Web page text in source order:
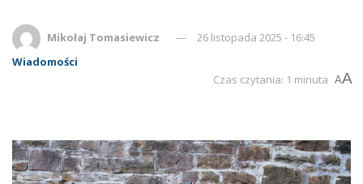
Mikołaj Tomasiewicz
26 listopada 2025 - 16:45
Wiadomości
Czas czytania: 1 minuta AA